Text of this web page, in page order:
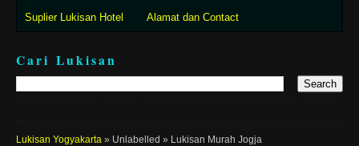
Suplier Lukisan Hotel Alamat dan Contact
Cari Lukisan
Lukisan Yogyakarta » Unlabelled » Lukisan Murah Jogja